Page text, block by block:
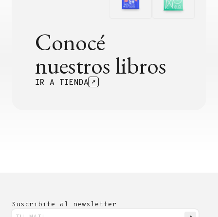
Conocé
nuestros libros
IR A TIENDA
Suscribite al newsletter